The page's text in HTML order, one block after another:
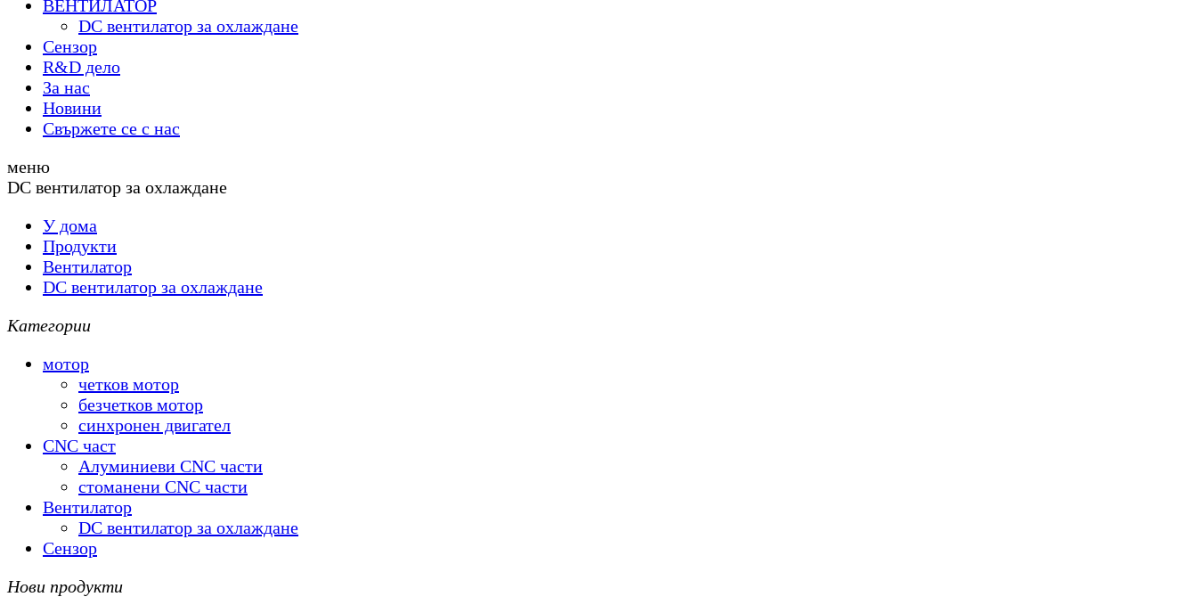
ВЕНТИЛАТОР
DC вентилатор за охлаждане
Сензор
R&D дело
За нас
Новини
Свържете се с нас
меню
DC вентилатор за охлаждане
У дома
Продукти
Вентилатор
DC вентилатор за охлаждане
Категории
мотор
четков мотор
безчетков мотор
синхронен двигател
CNC част
Алуминиеви CNC части
стоманени CNC части
Вентилатор
DC вентилатор за охлаждане
Сензор
Нови продукти